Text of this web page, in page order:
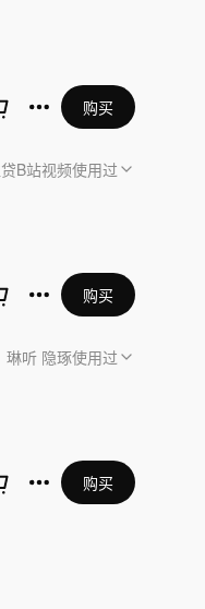
购买
B站视频使用过
购买
琳听 隐琢使用过
购买